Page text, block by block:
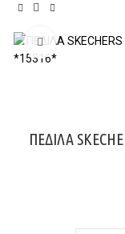
Click to
ΠΕΔΙΛΑ